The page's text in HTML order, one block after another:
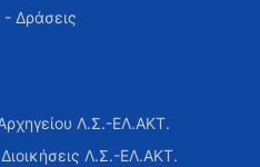
- Δράσεις
Λ.Σ.-ΕΛ.ΑΚΤ.
Λ.Σ.-ΕΛ.ΑΚΤ.